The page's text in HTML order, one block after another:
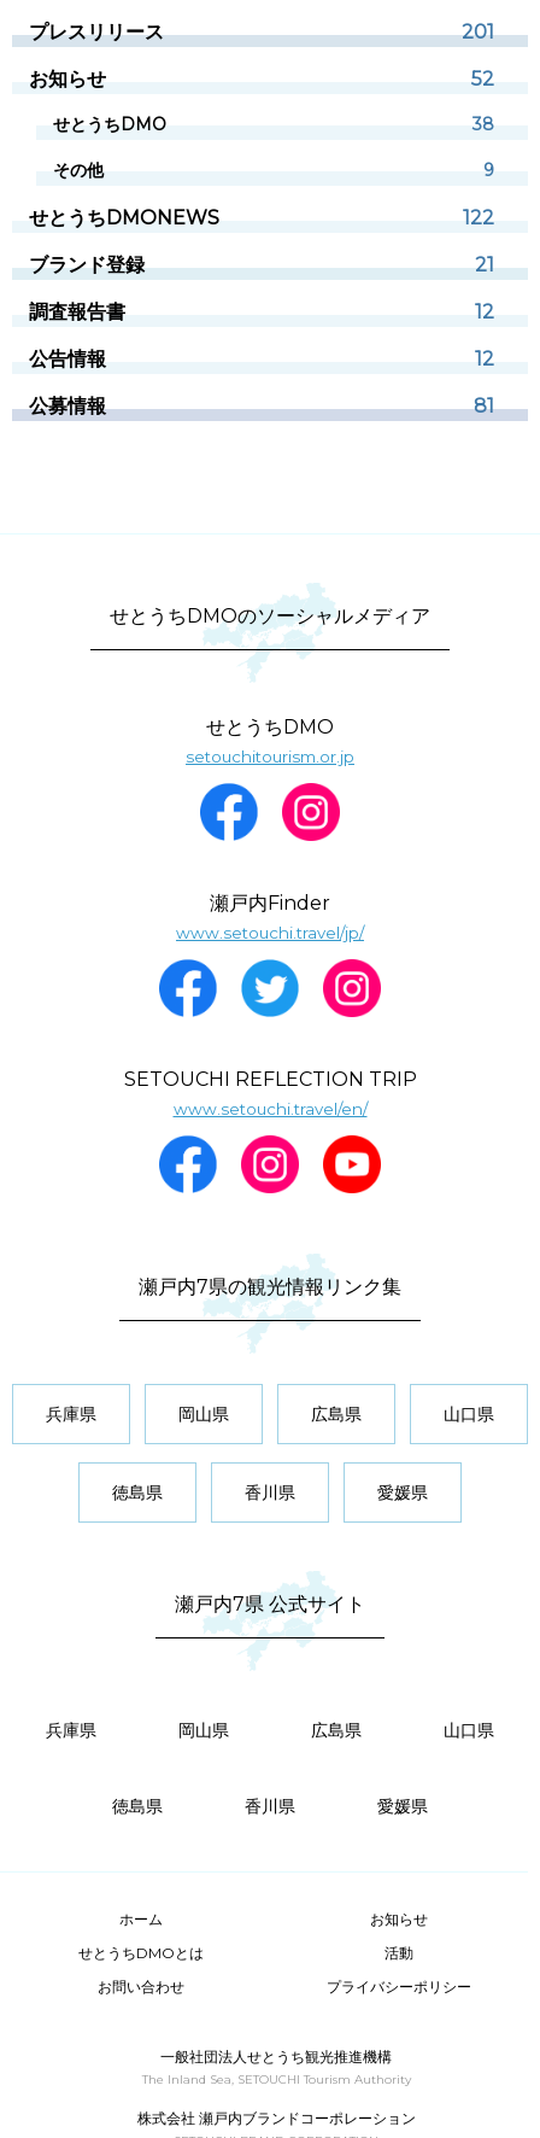
プレスリリース 201
お知らせ 52
せとうちDMO 38
その他 9
せとうちDMONEWS 122
ブランド登録 21
調査報告書 12
公告情報 12
公募情報 81
せとうちDMOのソーシャルメディア
せとうちDMO
setouchitourism.or.jp
瀬戸内Finder
www.setouchi.travel/jp/
SETOUCHI REFLECTION TRIP
www.setouchi.travel/en/
瀬戸内7県の観光情報リンク集
兵庫県 岡山県 広島県 山口県
徳島県 香川県 愛媛県
瀬戸内7県 公式サイト
兵庫県 岡山県 広島県 山口県
徳島県 香川県 愛媛県
ホーム
お知らせ
せとうちDMOとは
活動
お問い合わせ
プライバシーポリシー
一般社団法人せとうち観光推進機構
The Inland Sea, SETOUCHI Tourism Authority
株式会社 瀬戸内ブランドコーポレーション